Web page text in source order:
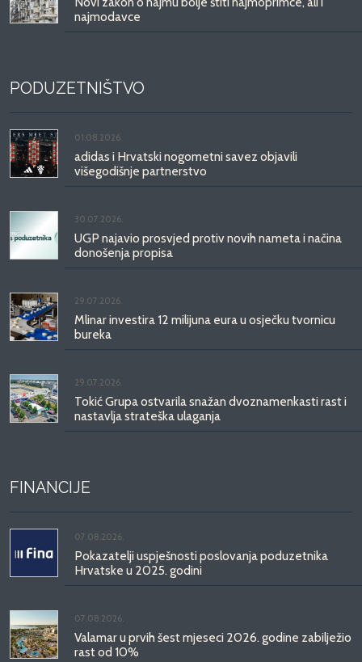
najmodavce
PODUZETNIŠTVO
01.08.2026.
adidas i Hrvatski nogometni savez objavili
višegodišnje partnerstvo
30.07.2026.
UGP najavio prosvjed protiv novih nameta i načina
donošenja propisa
29.07.2026.
Mlinar investira 12 milijuna eura u osječku tvornicu
bureka
29.07.2026.
Tokić Grupa ostvarila snažan dvoznamenkasti rast i
nastavlja strateška ulaganja
FINANCIJE
07.08.2026.
Pokazatelji uspješnosti poslovanja poduzetnika
Hrvatske u 2025. godini
07.08.2026.
Valamar u prvih šest mjeseci 2026. godine zabilježio
rast od 10%